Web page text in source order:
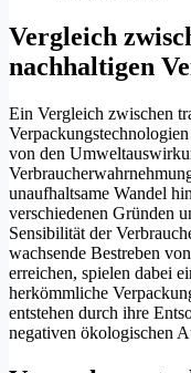
Vergleich
nachhaltigen
Ein Vergleich zwischen
von den
unaufhaltsame Wandel
verschiedenen Gründen
Sensibilität der
wachsende Bestreben
erreichen, spielen dabei
herkömmliche
entstehen durch ihre
negativen ökologischen